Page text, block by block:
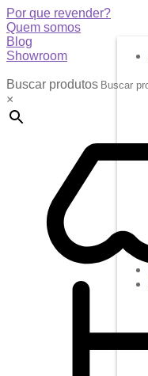
Por que revender?
Quem somos
Blog
Showroom
Buscar produtos
×